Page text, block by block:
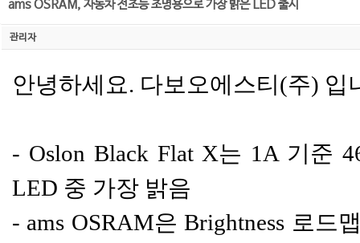
ams OSRAM, 자동차 전조등 조명용으로 가장 밝은 LED 출시
관리자
안녕하세요. 다보오에스티(주) 입
- Oslon Black Flat X는 1A 기준
LED 중 가장 밝음
- ams OSRAM은 Brightness 로